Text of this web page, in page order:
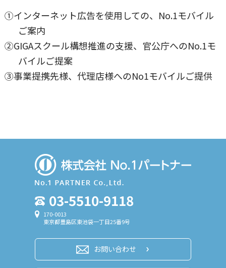
①インターネット広告を使用しての、No.1モバイル
ご案内
②GIGAスクール構想推進の支援、官公庁へのNo.1モ
バイルご提案
③事業提携先様、代理店様へのNo1モバイルご提供
03-5510-9118
170-0013
東京都豊島区東池袋一丁目25番9号
お問い合わせ